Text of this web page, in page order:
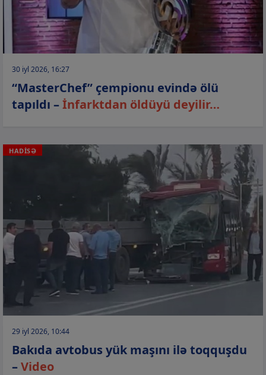
30 iyl 2026, 16:27
“MasterChef” çempionu evində ölü
tapıldı –İnfarktdan öldüyü deyilir…
HADİSƏ
29 iyl 2026, 10:44
Bakıda avtobus yük maşını ilə toqquşdu
–Video